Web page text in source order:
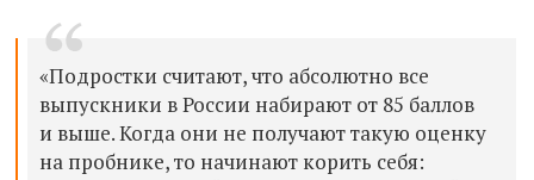
«Подростки считают, что абсолютно все
выпускники в России набирают от 85 баллов
и выше. Когда они не получают такую оценку
на пробнике, то начинают корить себя: